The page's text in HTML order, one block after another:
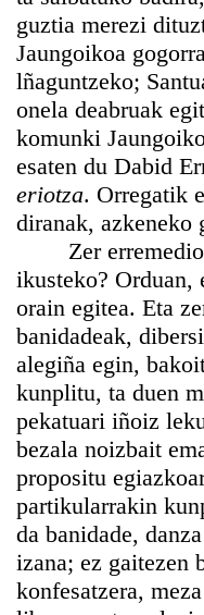
guztia merezi
Jaungoikoa
lñaguntzeko;
onela deabruak
komunki
esaten du Dabid
eriotza. Orregatik
diranak, azkeneko
Zer erremedio
ikusteko? Orduan,
orain egitea. Eta
banidadeak,
alegiña egin,
kunplitu, ta duen
pekatuari iñoiz
bezala noizbait
propositu
partikularrakin
da banidade,
izana; ez gaitezen
konfesatzera,